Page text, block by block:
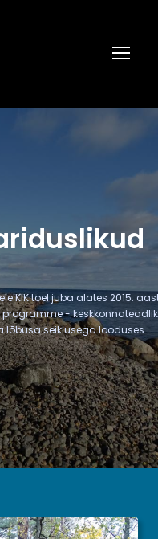
KIK toel juba alates 2015.
-
seiklusega looduses.